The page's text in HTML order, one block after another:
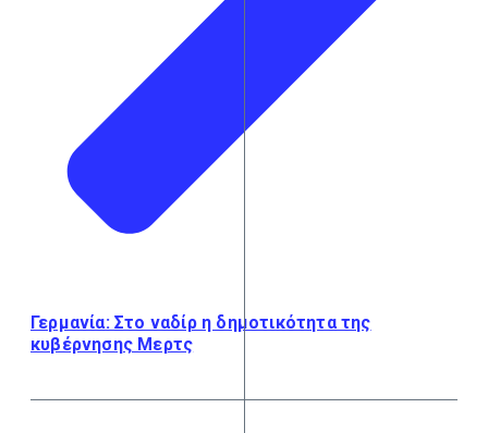
Γερμανία: Στο ναδίρ η δημοτικότητα της
κυβέρνησης Μερτς